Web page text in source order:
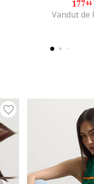
17744
Vandut de